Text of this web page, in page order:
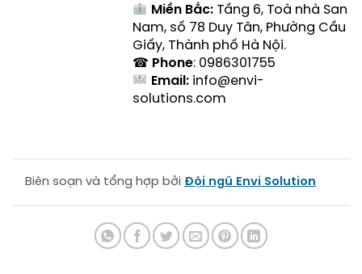
Miền Bắc:Tầng 6, Toà nhà San
Nam, số 78 Duy Tân, Phường Cầu
Giấy, Thành phố Hà Nội.
☎ Phone: 0986301755
Email:info@envi-
solutions.com
Biên soạn và tổng hợp bởi Đội ngũ Envi Solution